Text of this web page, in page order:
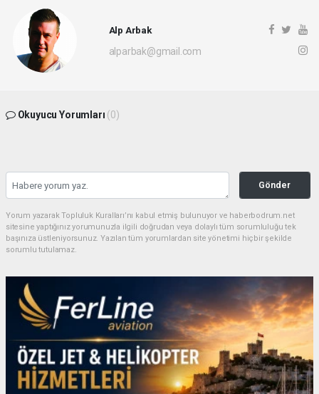
Alp Arbak
alparbak@gmail.com
Okuyucu Yorumları (0)
Gönder
Yorum yazarak Topluluk Kuralları’nı kabul etmiş bulunuyor ve haberbodrum.net
sitesine yaptığınız yorumunuzla ilgili doğrudan veya dolaylı tüm sorumluluğu tek
başınıza üstleniyorsunuz. Yazılan tüm yorumlardan site yönetimi hiçbir şekilde
sorumlu tutulamaz.